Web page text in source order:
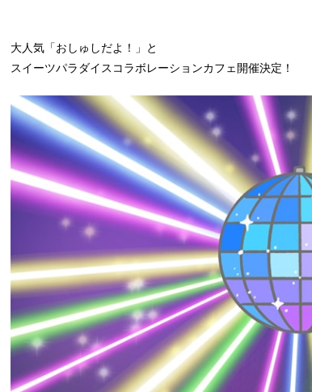
大人気「おしゅしだよ！」と
スイーツパラダイスコラボレーションカフェ開催決定！